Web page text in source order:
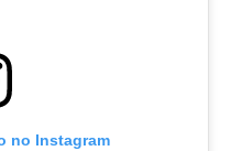
no Instagram